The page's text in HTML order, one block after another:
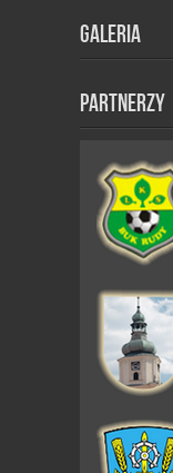
Galeria
Partnerzy